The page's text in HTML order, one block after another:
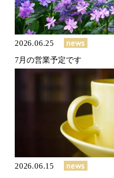
2026.06.25 news
7月の営業予定です
2026.06.15 news